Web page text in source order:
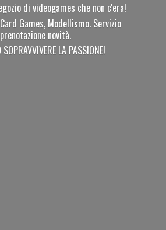
di videogames che non c'era!
Games, Modellismo. Servizio
prenotazione novità.
SOPRAVVIVERE LA PASSIONE!